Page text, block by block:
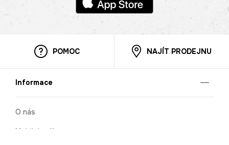
POMOC NAJÍT PRODEJNU
Informace
O nás
Mobilní aplikace